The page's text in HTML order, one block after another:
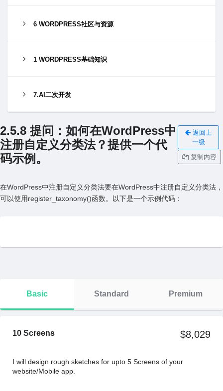
6 WORDPRESS社区与资源
1 WORDPRESS基础知识
7.AI二次开发
2.5.8 提问：如何在WordPress中
注册⾃定义分类法？提供⼀个代
码⽰例。
返回上
一级
复制内容
在WordPress中注册⾃定义分类法要在WordPress中注册⾃定义分类法，
可以使⽤register_taxonomy()函数。以下是⼀个⽰例代码：
Basic Standard Premium
10 Screens $8,029
I will design rough sketches for upto 5 Screens of your
website/Mobile app.